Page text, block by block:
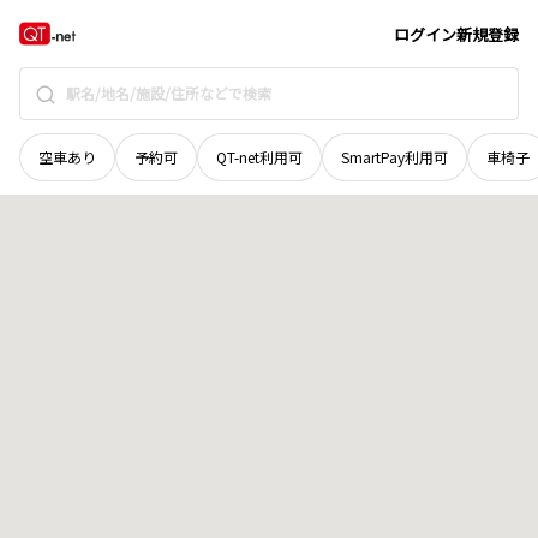
ログイン新規登録
空車あり 予約可 QT-net利用可 SmartPay利用可 車椅子
秋田県